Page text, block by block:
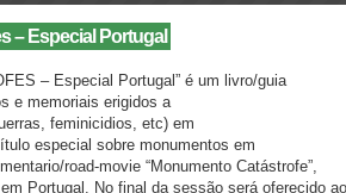
– Especial Portugal
– Especial Portugal” é um livro/guia
e memoriais erigidos a
feminicidios, etc) em
especial sobre monumentos em
road-movie “Monumento Catástrofe”,
Portugal. No final da sessão será oferecido